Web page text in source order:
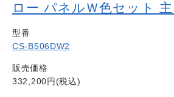
ロー パネルＷ色セット
型番
CS-B506DW2
販売価格
332,200円(税込)